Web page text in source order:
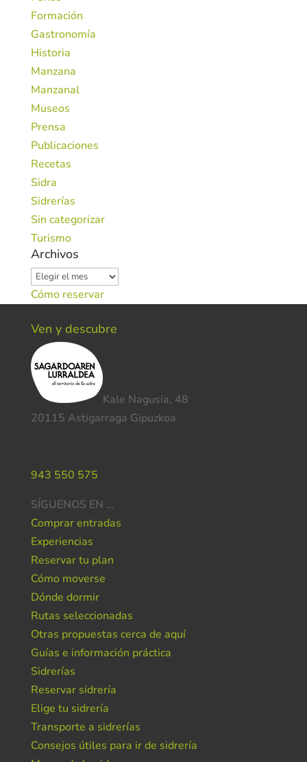
Formación
Gastronomía
Historia
Manzana
Manzanal
Museos
Prensa
Publicaciones
Recetas
Sidra
Sidrerías
Sin categorizar
Turismo
Archivos
Archivos
Cómo reservar
Ven y descubre
Kale Nagusia, 48
20115 Astigarraga Gipuzkoa
943 550 575
SÍGUENOS EN …
Comprar entradas
Experiencias
Reservar tu plan
Cómo moverse
Dónde dormir
Rutas seleccionadas
Otras propuestas cerca de aquí
Guías e información práctica
Sidrerías
Reservar sidrería
Elige tu sidrería
Transporte a sidrerías
Consejos útiles para ir de sidrería